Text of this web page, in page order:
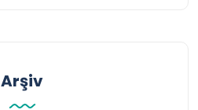
Arşiv